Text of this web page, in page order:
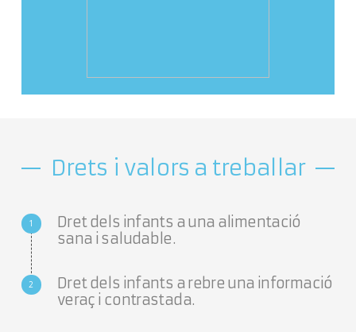
Drets i valors a treballar
Dret dels infants a una alimentació
sana i saludable.
Dret dels infants a rebre una informació
veraç i contrastada.